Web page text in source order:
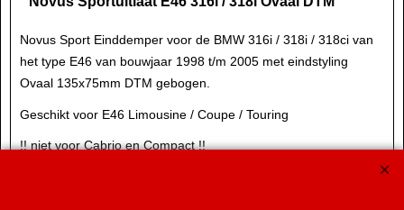
Novus Sport Einddemper voor de BMW 316i / 318i / 318ci van
het type E46 van bouwjaar 1998 t/m 2005 met eindstyling
Ovaal 135x75mm DTM gebogen.
Geschikt voor E46 Limousine / Coupe / Touring
!! niet voor Cabrio en Compact !!